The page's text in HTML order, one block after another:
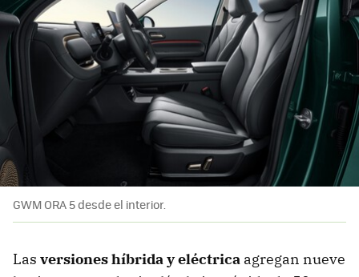
GWM ORA 5 desde el interior.
Las versiones híbrida y eléctrica agregan nueve